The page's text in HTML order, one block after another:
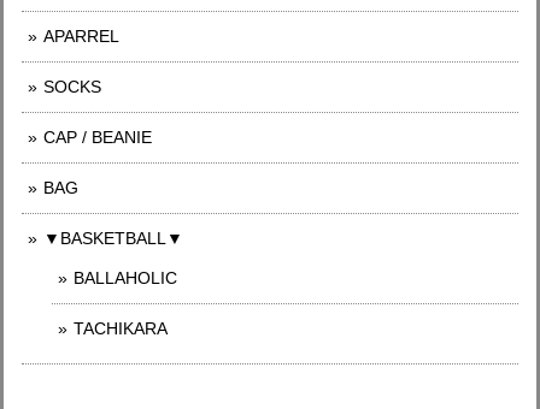
APARREL
SOCKS
CAP / BEANIE
BAG
▼BASKETBALL▼
BALLAHOLIC
TACHIKARA